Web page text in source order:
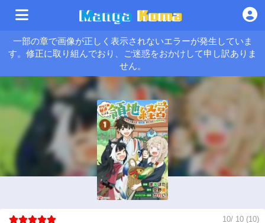
一部の章で画像が正しく表示されないエラーが発生していま
す。修正に取り組んでおり、ご迷惑をおかけして申し訳ありま
せん。
10/ 10 (10)